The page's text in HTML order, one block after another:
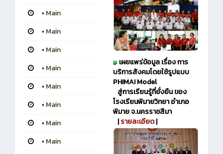
• Main
• Main
• Main
• Main
• Main
• Main
• Main
• Main
เผยแพร่ข้อมูล เรื่อง การ
บริการสังคมโดยใช้รูปแบบ
PHIMAI Model
สู่การเรียนรู้ที่ยั่งยืน ของ
โรงเรียนพิมายวิทยา อำเภอ
พิมาย จ.นครราชสีมา
|รายละเอียด|